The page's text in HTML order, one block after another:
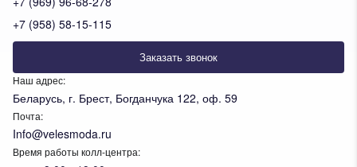
+7 (958) 58-15-115
Заказать звонок
Наш адрес:
Беларусь, г. Брест, Богданчука 122, оф. 59
Почта:
Info@velesmoda.ru
Время работы колл-центра: